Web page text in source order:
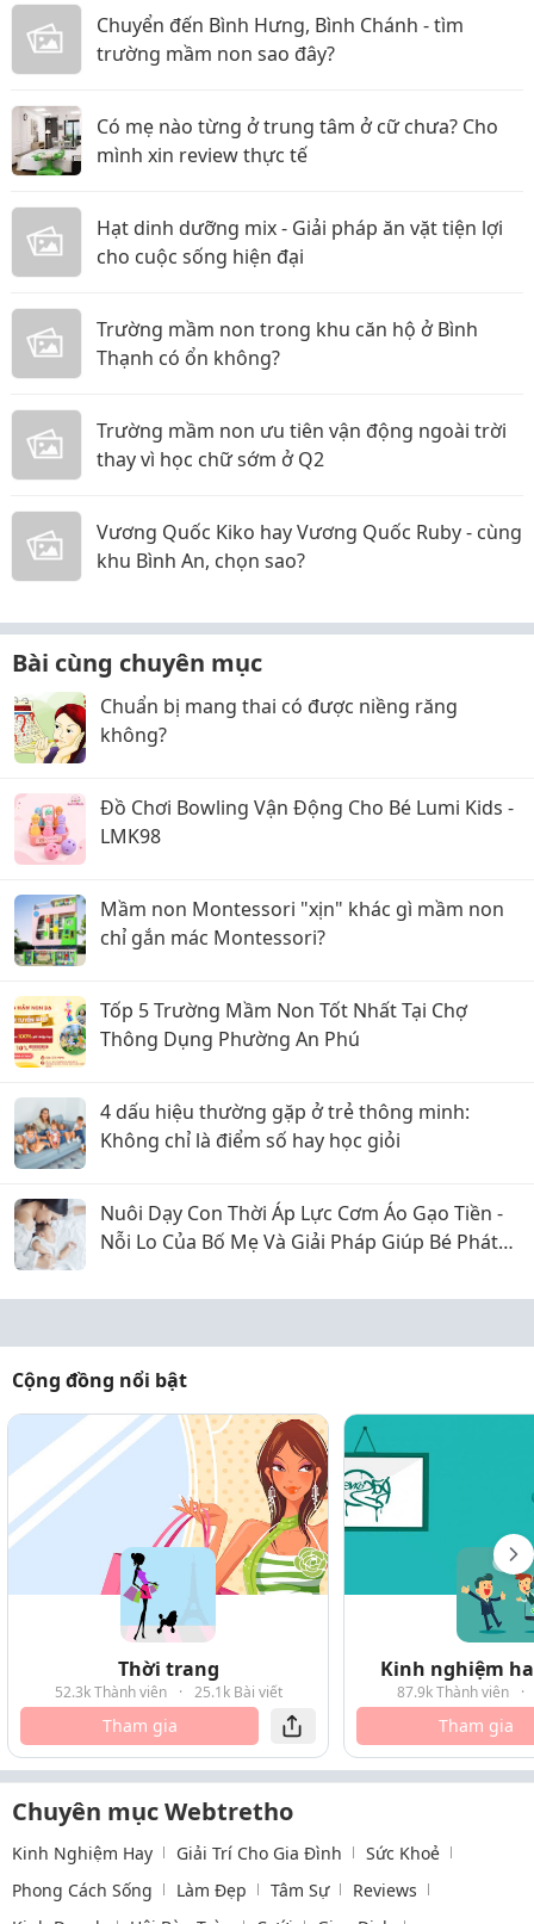
Chuyển đến Bình Hưng, Bình Chánh - tìm
trường mầm non sao đây?
Có mẹ nào từng ở trung tâm ở cữ chưa? Cho
mình xin review thực tế
Hạt dinh dưỡng mix - Giải pháp ăn vặt tiện lợi
cho cuộc sống hiện đại
Trường mầm non trong khu căn hộ ở Bình
Thạnh có ổn không?
Trường mầm non ưu tiên vận động ngoài trời
thay vì học chữ sớm ở Q2
Vương Quốc Kiko hay Vương Quốc Ruby - cùng
khu Bình An, chọn sao?
Bài cùng chuyên mục
Chuẩn bị mang thai có được niềng răng
không?
Đồ Chơi Bowling Vận Động Cho Bé Lumi Kids -
LMK98
Mầm non Montessori "xịn" khác gì mầm non
chỉ gắn mác Montessori?
Tốp 5 Trường Mầm Non Tốt Nhất Tại Chợ
Thông Dụng Phường An Phú
4 dấu hiệu thường gặp ở trẻ thông minh:
Không chỉ là điểm số hay học giỏi
Nuôi Dạy Con Thời Áp Lực Cơm Áo Gạo Tiền -
Nỗi Lo Của Bố Mẹ Và Giải Pháp Giúp Bé Phát
Cộng đồng nổi bật
Thời trang
52.3k Thành viên · 25.1k Bài viết
Tham gia
Kinh nghiệm
87.9k Thành viên ·
Tham gia
Chuyên mục Webtretho
Kinh Nghiệm Hay Giải Trí Cho Gia Đình
Sức Khoẻ
Phong Cách Sống
Làm Đẹp Tâm Sự
Reviews